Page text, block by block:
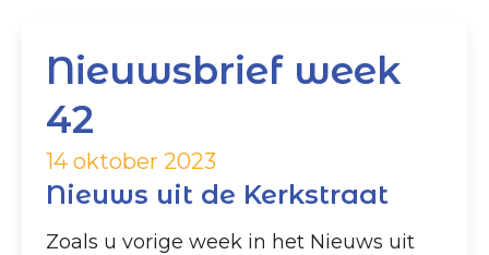
Nieuwsbrief week
42
14 oktober 2023
Nieuws uit de Kerkstraat
Zoals u vorige week in het Nieuws uit